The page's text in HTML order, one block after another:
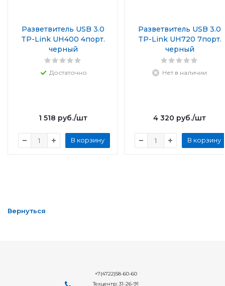
Разветвитель USB 3.0
TP-Link UH400 4порт.
черный
Достаточно
1 518 руб./шт
В корзину
Разветвитель USB 3.0
TP-Link UH720 7порт.
черный
Нет в наличии
4 320 руб./шт
В корзину
Вернуться
+7(4722)58-60-60
Техцентр: 31-26-91